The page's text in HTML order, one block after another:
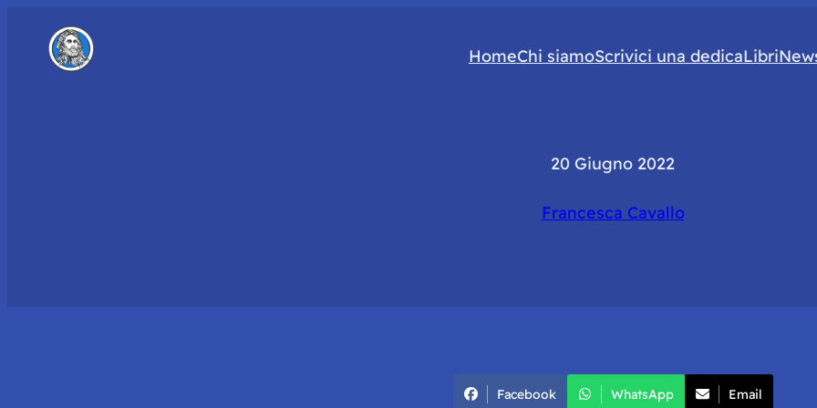
HomeChi siamoScrivici una dedicaLibri
20 Giugno 2022
Francesca Cavallo
Facebook WhatsApp Email